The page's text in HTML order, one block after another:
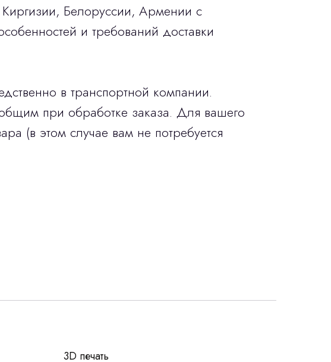
Белоруссии, Армении с
и требований доставки
в транспортной компании.
при обработке заказа. Для вашего
(в этом случае вам не потребуется
3D печать